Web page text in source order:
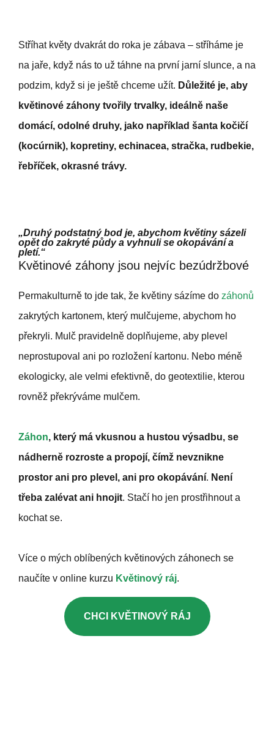
Stříhat květy dvakrát do roka je zábava – stříháme je
na jaře, když nás to už táhne na první jarní slunce, a na
podzim, když si je ještě chceme užít. Důležité je, aby
květinové záhony tvořily trvalky, ideálně naše
domácí, odolné druhy, jako například šanta kočičí
(kocúrnik), kopretiny, echinacea, stračka, rudbekie,
řebříček, okrasné trávy.
„Druhý podstatný bod je, abychom květiny sázeli
opět do zakryté půdy a vyhnuli se okopávání a
pletí.“
Květinové záhony jsou nejvíc bezúdržbové
Permakulturně to jde tak, že květiny sázíme do záhonů
zakrytých kartonem, který mulčujeme, abychom ho
překryli. Mulč pravidelně doplňujeme, aby plevel
neprostupoval ani po rozložení kartonu. Nebo méně
ekologicky, ale velmi efektivně, do geotextilie, kterou
rovněž překrýváme mulčem.
Záhon, který má vkusnou a hustou výsadbu, se
nádherně rozroste a propojí, čímž nevznikne
prostor ani pro plevel, ani pro okopávání. Není
třeba zalévat ani hnojit. Stačí ho jen prostřihnout a
kochat se.
Více o mých oblíbených květinových záhonech se
naučíte v online kurzu Květinový ráj.
CHCI KVĚTINOVÝ RÁJ